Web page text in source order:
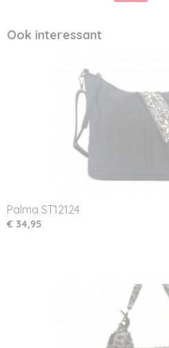
Ook interessant
Palma ST12124
€ 34,95